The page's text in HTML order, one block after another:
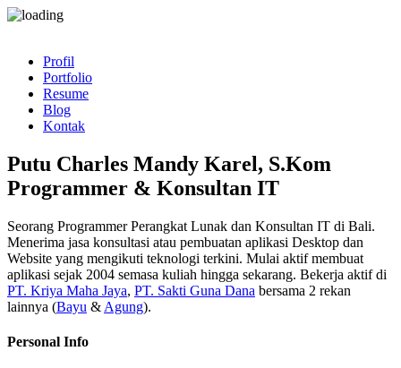
Profil
Portfolio
Resume
Blog
Kontak
Putu Charles Mandy Karel, S.Kom
Programmer & Konsultan IT
Seorang Programmer Perangkat Lunak dan Konsultan IT di Bali.
Menerima jasa konsultasi atau pembuatan aplikasi Desktop dan
Website yang mengikuti teknologi terkini. Mulai aktif membuat
aplikasi sejak 2004 semasa kuliah hingga sekarang. Bekerja aktif di
PT. Kriya Maha Jaya, PT. Sakti Guna Dana bersama 2 rekan
lainnya (Bayu & Agung).
Personal Info